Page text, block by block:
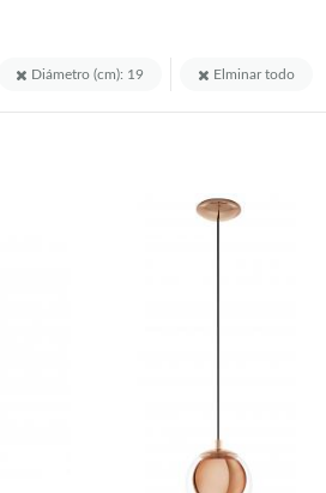
Diámetro (cm): 19 Elminar todo